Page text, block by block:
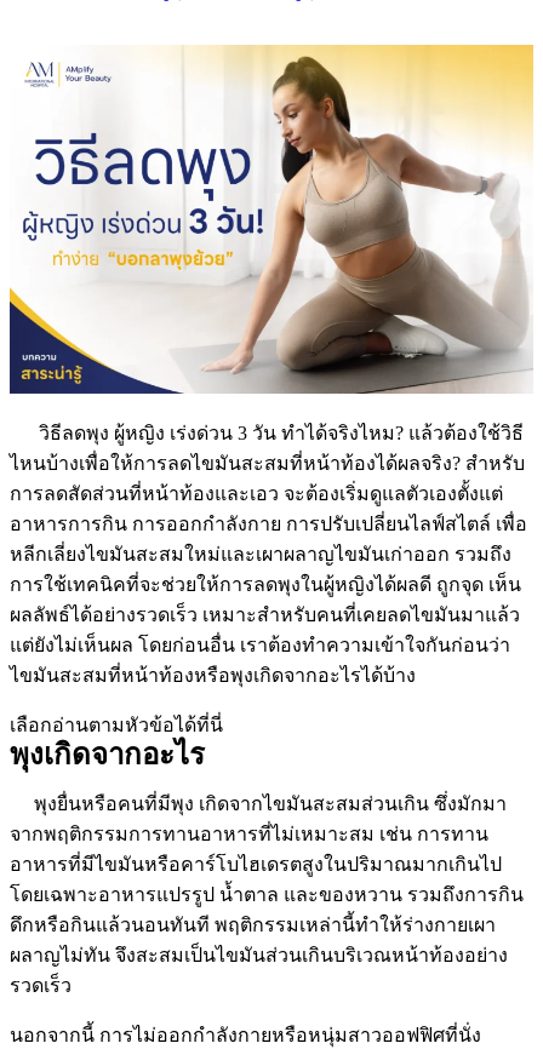
วิธีลดพุง ผู้หญิง เร่งด่วน 3 วัน ทำได้จริงไหม? แล้วต้องใช้วิธี
ไหนบ้างเพื่อให้การลดไขมันสะสมที่หน้าท้องได้ผลจริง? สำหรับ
การลดสัดส่วนที่หน้าท้องและเอว จะต้องเริ่มดูแลตัวเองตั้งแต่
อาหารการกิน การออกกำลังกาย การปรับเปลี่ยนไลฟ์สไตล์ เพื่อ
หลีกเลี่ยงไขมันสะสมใหม่และเผาผลาญไขมันเก่าออก รวมถึง
การใช้เทคนิคที่จะช่วยให้การลดพุงในผู้หญิงได้ผลดี ถูกจุด เห็น
ผลลัพธ์ได้อย่างรวดเร็ว เหมาะสำหรับคนที่เคยลดไขมันมาแล้ว
แต่ยังไม่เห็นผล โดยก่อนอื่น เราต้องทำความเข้าใจกันก่อนว่า
ไขมันสะสมที่หน้าท้องหรือพุงเกิดจากอะไรได้บ้าง
เลือกอ่านตามหัวข้อได้ที่นี่
พุงเกิดจากอะไร
พุงยื่นหรือคนที่มีพุง เกิดจากไขมันสะสมส่วนเกิน ซึ่งมักมา
จากพฤติกรรมการทานอาหารที่ไม่เหมาะสม เช่น การทาน
อาหารที่มีไขมันหรือคาร์โบไฮเดรตสูงในปริมาณมากเกินไป
โดยเฉพาะอาหารแปรรูป น้ำตาล และของหวาน รวมถึงการกิน
ดึกหรือกินแล้วนอนทันที พฤติกรรมเหล่านี้ทำให้ร่างกายเผา
ผลาญไม่ทัน จึงสะสมเป็นไขมันส่วนเกินบริเวณหน้าท้องอย่าง
รวดเร็ว
นอกจากนี้ การไม่ออกกำลังกายหรือหนุ่มสาวออฟฟิศที่นั่ง